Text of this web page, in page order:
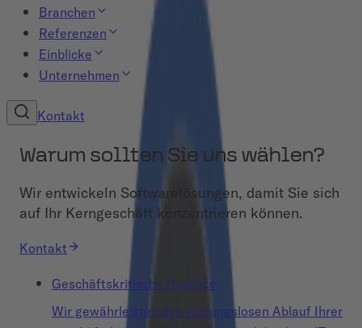
Branchen
Referenzen
Einblicke
Unternehmen
Kontakt
Warum sollten Sie uns wählen?
Wir entwickeln Softwarelösungen, damit Sie sich
auf Ihr Kerngeschäft konzentrieren können.
Kontakt
Geschäftskritische Projekte
Wir gewährleisten den reibungslosen Ablauf Ihrer